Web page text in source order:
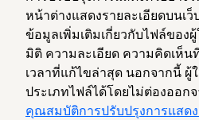
หน้าต่างแสดงรายละเอียดบนเ
ข้อมูลเพิ่มเติมเกี่ยวกับไฟล์ของ
มิติ ความละเอียด ความคิดเห็น
เวลาที่แก้ไขล่าสุด นอกจากนี้ ผู้
ประเภทไฟล์ได้โดยไม่ต่องออก
คุณสมบัติการปรับปรุงการแสด